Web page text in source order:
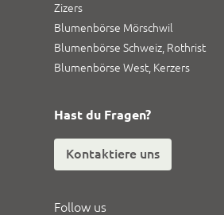
Zizers
Blumenbörse Mörschwil
Blumenbörse Schweiz, Rothrist
Blumenbörse West, Kerzers
Hast du Fragen?
Kontaktiere uns
Follow us